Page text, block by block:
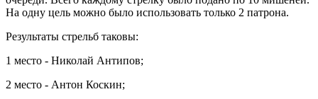
На одну цель можно было использовать только 2 патрона.
Результаты стрельб таковы:
1 место - Николай Антипов;
2 место - Антон Коскин;